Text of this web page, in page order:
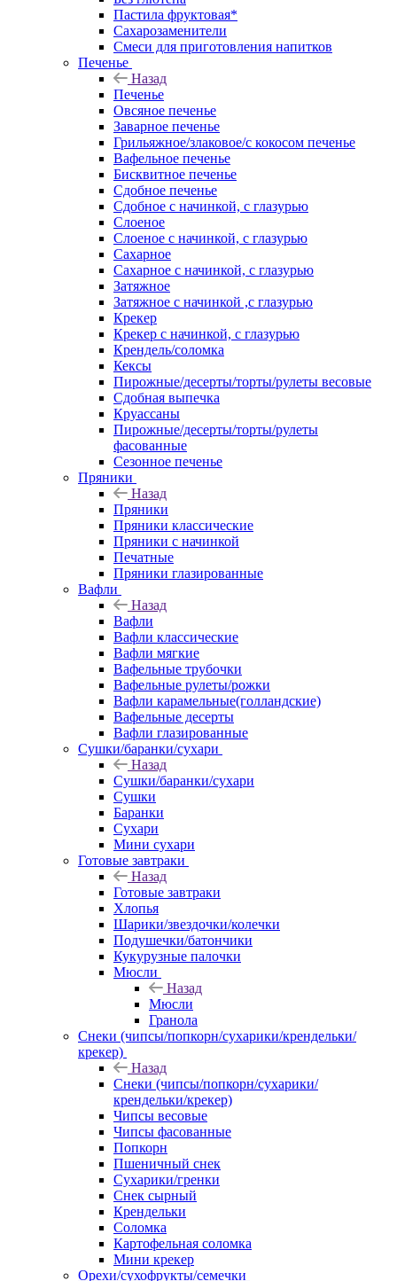
Пастила фруктовая*
Сахарозаменители
Смеси для приготовления напитков
Печенье
Назад
Печенье
Овсяное печенье
Заварное печенье
Грильяжное/злаковое/с кокосом печенье
Вафельное печенье
Бисквитное печенье
Сдобное печенье
Сдобное с начинкой, с глазурью
Слоеное
Слоеное с начинкой, с глазурью
Сахарное
Сахарное с начинкой, с глазурью
Затяжное
Затяжное с начинкой ,с глазурью
Крекер
Крекер с начинкой, с глазурью
Крендель/соломка
Кексы
Пирожные/десерты/торты/рулеты весовые
Сдобная выпечка
Круассаны
Пирожные/десерты/торты/рулеты
фасованные
Сезонное печенье
Пряники
Назад
Пряники
Пряники классические
Пряники с начинкой
Печатные
Пряники глазированные
Вафли
Назад
Вафли
Вафли классические
Вафли мягкие
Вафельные трубочки
Вафельные рулеты/рожки
Вафли карамельные(голландские)
Вафельные десерты
Вафли глазированные
Сушки/баранки/сухари
Назад
Сушки/баранки/сухари
Сушки
Баранки
Сухари
Мини сухари
Готовые завтраки
Назад
Готовые завтраки
Хлопья
Шарики/звездочки/колечки
Подушечки/батончики
Кукурузные палочки
Мюсли
Назад
Мюсли
Гранола
Снеки (чипсы/попкорн/сухарики/крендельки/
крекер)
Назад
Снеки (чипсы/попкорн/сухарики/
крендельки/крекер)
Чипсы весовые
Чипсы фасованные
Попкорн
Пшеничный снек
Сухарики/гренки
Снек сырный
Крендельки
Соломка
Картофельная соломка
Мини крекер
Орехи/сухофрукты/семечки